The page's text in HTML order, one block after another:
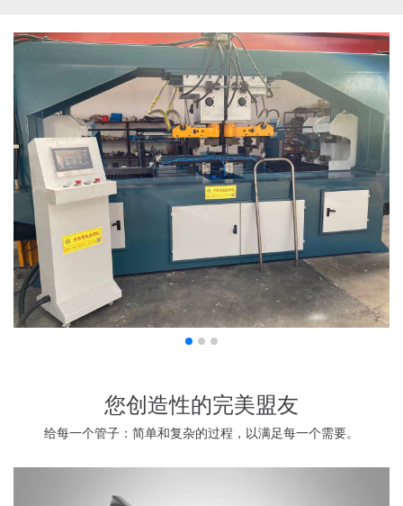
您创造性的完美盟友
给每一个管子：简单和复杂的过程，以满足每一个需要。